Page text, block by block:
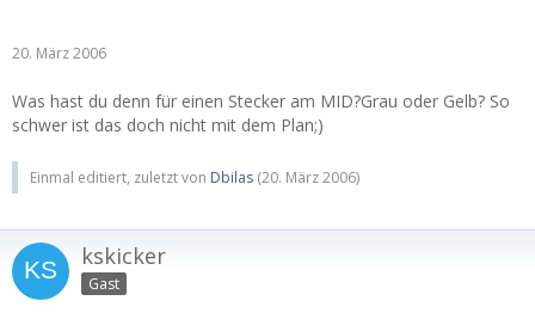
20. März 2006
Was hast du denn für einen Stecker am MID?Grau oder Gelb? So
schwer ist das doch nicht mit dem Plan;)
Einmal editiert, zuletzt von Dbilas (20. März 2006)
kskicker
Gast